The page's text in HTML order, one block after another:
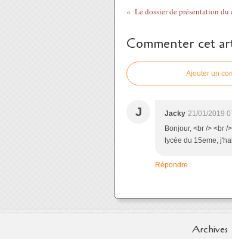
Commenter cet
Ajouter un
J Jacky 21/01/2019
Bonjour, <br /> <br
lycée du 15eme,
Répondre
Archives